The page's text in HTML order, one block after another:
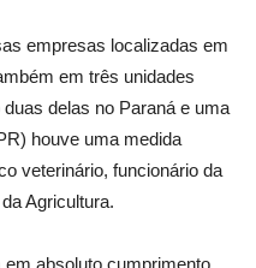
empresas localizadas em
em três unidades
delas no Paraná e uma
houve uma medida
veterinário, funcionário da
Agricultura.